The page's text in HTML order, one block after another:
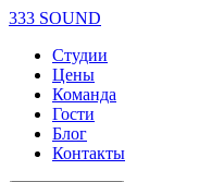
333 SOUND
Студии
Цены
Команда
Гости
Блог
Контакты